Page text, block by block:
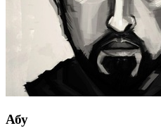
Абу